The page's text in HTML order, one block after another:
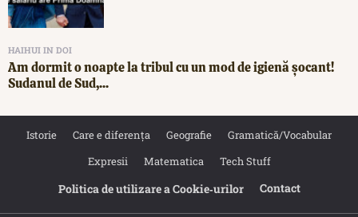
HAIHUI IN DOI
Am dormit o noapte la tribul cu un mod de igienă șocant!
Sudanul de Sud,...
Istorie Care e diferența Geografie
Gramatică/Vocabular
Expresii
Matematica Tech Stuff
Politica de utilizare a Cookie‐urilor Contact